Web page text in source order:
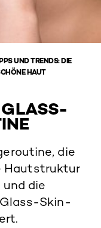
UND TRENDS: DIE
HAUT
die
Hautstruktur
die
Skin-